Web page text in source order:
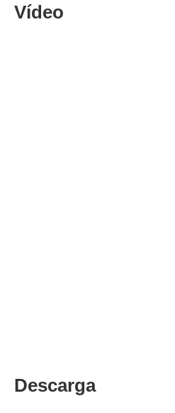
Vídeo
Descarga